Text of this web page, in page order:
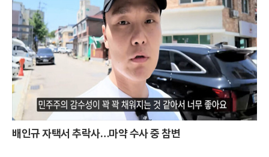
배인규 자택서 추락사…마약 수사 중 참변